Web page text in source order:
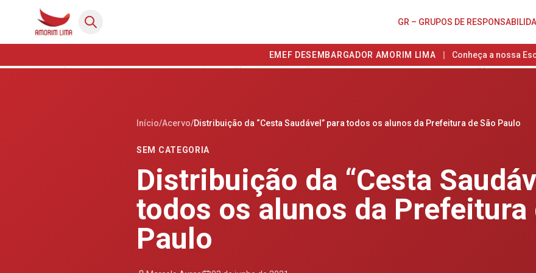
GR – GRUPOS DE
EMEF DESEMBARGADOR AMORIM LIMA Conheça a nossa
Início/Acervo/Distribuição da “Cesta Saudável” para todos os alunos da Prefeitura de São Paulo
SEM CATEGORIA
Distribuição da “Cesta
todos os alunos da Prefeitura
Paulo